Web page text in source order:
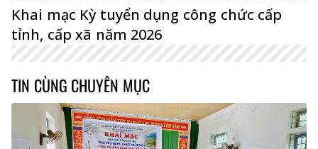
Khai mạc Kỳ tuyển dụng công chức cấp
tỉnh, cấp xã năm 2026
TIN CÙNG CHUYÊN MỤC